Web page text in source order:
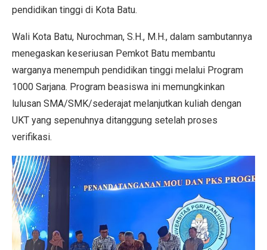
pendidikan tinggi di Kota Batu.
Wali Kota Batu, Nurochman, S.H., M.H., dalam sambutannya
menegaskan keseriusan Pemkot Batu membantu
warganya menempuh pendidikan tinggi melalui Program
1000 Sarjana. Program beasiswa ini memungkinkan
lulusan SMA/SMK/sederajat melanjutkan kuliah dengan
UKT yang sepenuhnya ditanggung setelah proses
verifikasi.